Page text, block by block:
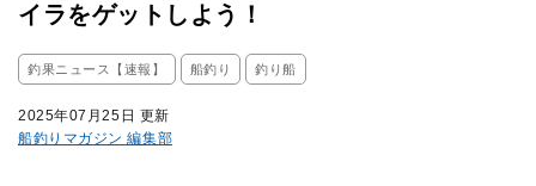
イラをゲットしよう！
釣果ニュース【速報】 船釣り 釣り船
2025年07月25日 更新
船釣りマガジン 編集部